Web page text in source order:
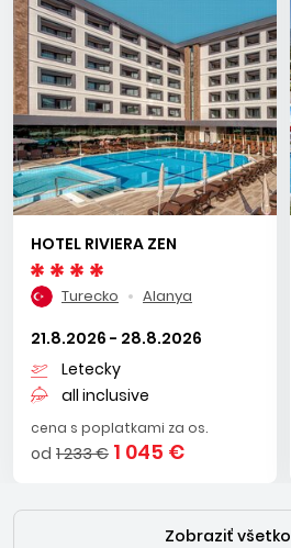
HOTEL RIVIERA ZEN
Turecko Alanya
21.8.2026 - 28.8.2026
Letecky
all inclusive
cena s poplatkami za os.
od 1 233 € 1 045 €
Zobraziť všetko